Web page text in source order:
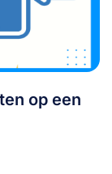
op een